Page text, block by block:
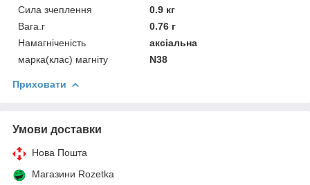
Сила зчеплення
0.9 кг
Вага.г
0.76 г
Намагніченість
аксіальна
марка(клас) магніту
N38
Приховати
Умови доставки
Нова Пошта
Магазини Rozetka